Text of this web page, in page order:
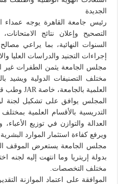
الجديدة
رئيس جامعة القاهرة يوجه عمداء
التصحيح وإعلان نتائج
السنوات النهائية، بما يراعي
إجراءات التجنيد والدراسات العليا
مجلس الجامعة يثمن الطفرات غير
مختلف التصنيفات الدولية ويشيد
العلمية بالجامعة، خاصة JAR وطب قصر العينى والطب البيطري.
المجلس يوافق على تشكيل لجنة
التدريسية بالأقسام العلمية
العدالة والتوازن في توزيع الأعباء،
ويرفع كفاءة استثمار الموارد البشرية
مجلس الجامعة يستعرض الموقف
بدولة إريتريا وما انتهت إليه لجنه
مختلف التخصصات.
الموافقة على اعتماد الموازنة